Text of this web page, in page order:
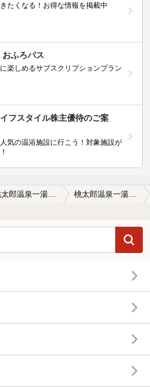
たくなる！お得な情報を掲載中
ふろパス
楽しめるサブスクリプションプラン
イフスタイル株主優待のご案
気の温浴施設に行こう！対象施設が
桃太郎温泉一湯館(いちゆうかん）の口コミ 冬はやっぱり温泉ですね